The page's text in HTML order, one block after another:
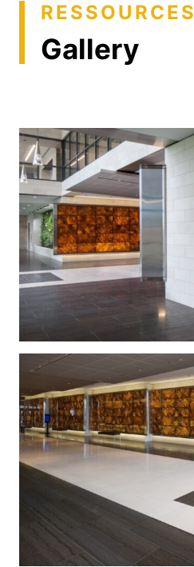
RESSOURCES
Gallery